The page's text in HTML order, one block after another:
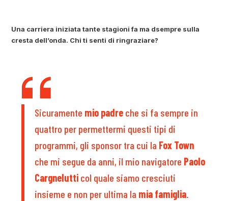
Una carriera iniziata tante stagioni fa ma dsempre sulla
cresta dell’onda. Chi ti senti di ringraziare?
Sicuramente mio padre che si fa sempre in
quattro per permettermi questi tipi di
programmi, gli sponsor tra cui la Fox Town
che mi segue da anni, il mio navigatore Paolo
Cargnelutti col quale siamo cresciuti
insieme e non per ultima la mia famiglia.